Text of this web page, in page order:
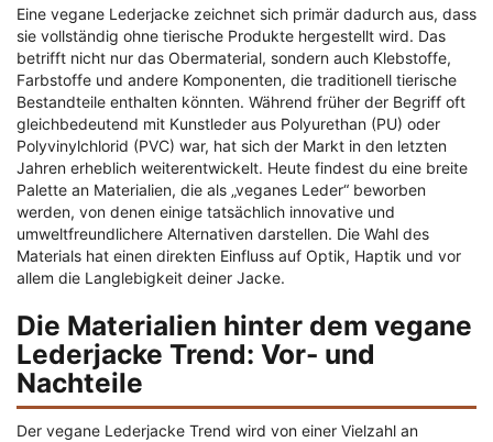
Eine vegane Lederjacke zeichnet sich primär dadurch aus, dass
sie vollständig ohne tierische Produkte hergestellt wird. Das
betrifft nicht nur das Obermaterial, sondern auch Klebstoffe,
Farbstoffe und andere Komponenten, die traditionell tierische
Bestandteile enthalten könnten. Während früher der Begriff oft
gleichbedeutend mit Kunstleder aus Polyurethan (PU) oder
Polyvinylchlorid (PVC) war, hat sich der Markt in den letzten
Jahren erheblich weiterentwickelt. Heute findest du eine breite
Palette an Materialien, die als „veganes Leder“ beworben
werden, von denen einige tatsächlich innovative und
umweltfreundlichere Alternativen darstellen. Die Wahl des
Materials hat einen direkten Einfluss auf Optik, Haptik und vor
allem die Langlebigkeit deiner Jacke.
Die Materialien hinter dem vegane
Lederjacke Trend: Vor- und
Nachteile
Der vegane Lederjacke Trend wird von einer Vielzahl an